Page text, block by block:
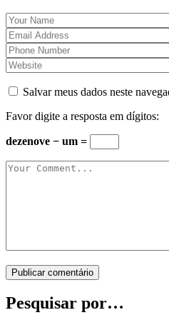
Salvar meus dados neste
Favor digite a resposta em dígitos:
dezenove − um =
Publicar comentário
Pesquisar por…